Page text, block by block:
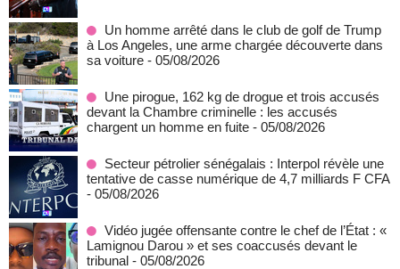
Un homme arrêté dans le club de golf de Trump
à Los Angeles, une arme chargée découverte dans
sa voiture - 05/08/2026
Une pirogue, 162 kg de drogue et trois accusés
devant la Chambre criminelle : les accusés
chargent un homme en fuite - 05/08/2026
Secteur pétrolier sénégalais : Interpol révèle une
tentative de casse numérique de 4,7 milliards F CFA
- 05/08/2026
Vidéo jugée offensante contre le chef de l’État : «
Lamignou Darou » et ses coaccusés devant le
tribunal - 05/08/2026